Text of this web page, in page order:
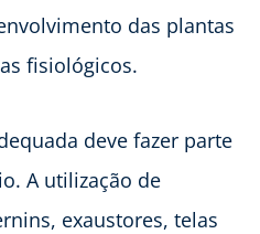
das plantas
fisiológicos.
deve fazer parte
A utilização de
exaustores, telas